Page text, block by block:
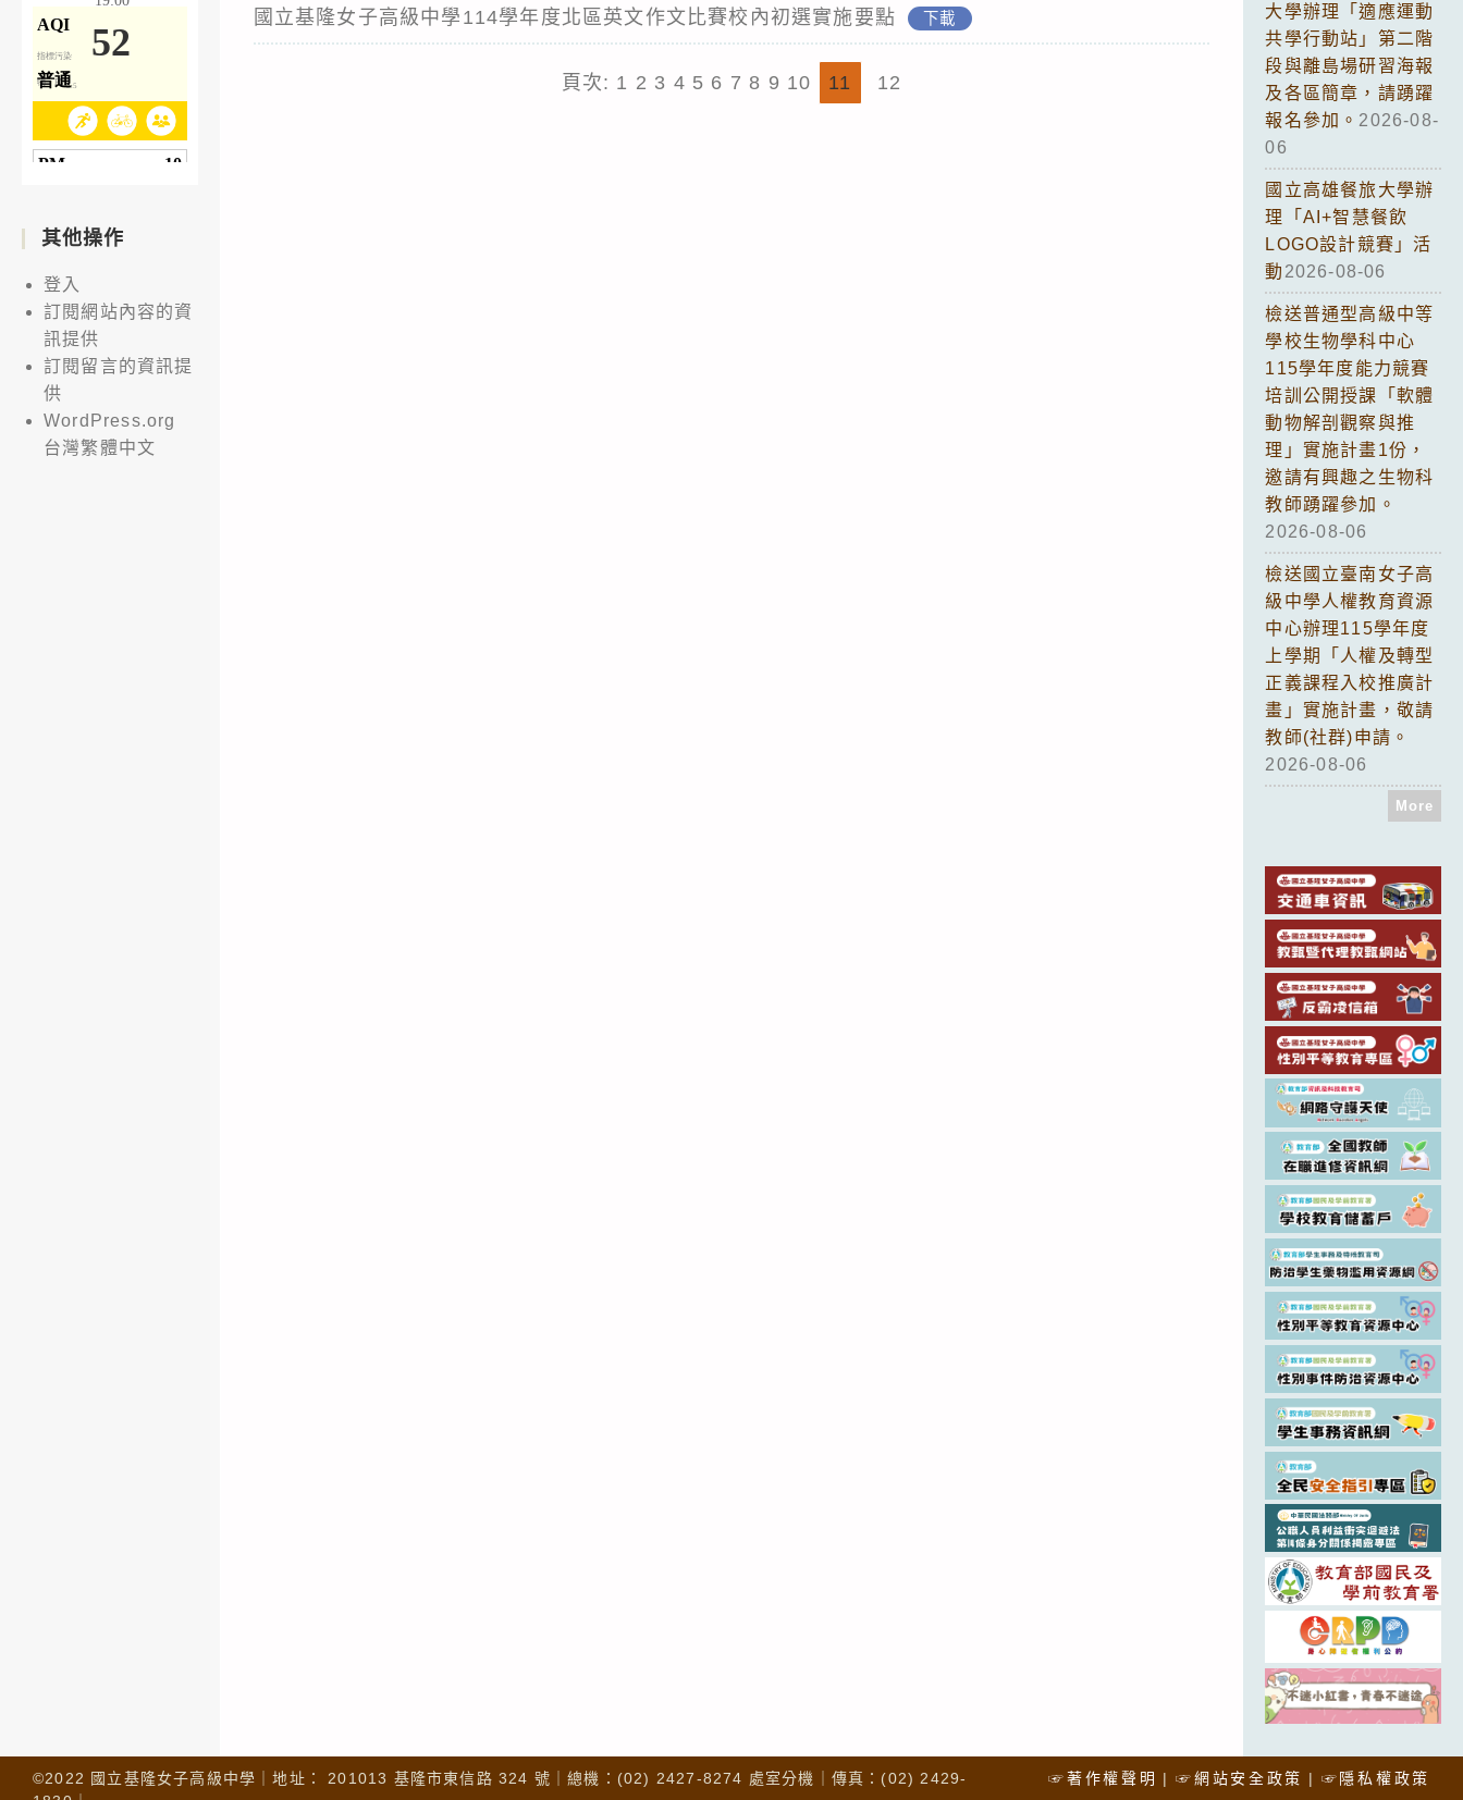
國立基隆女子高級中學114學年度北區英文作文比賽校內初選實施要點 下載
頁次: 1 2 3 4 5 6 7 8 9 10 11 12
其他操作
登入
訂閱網站內容的資
訊提供
訂閱留言的資訊提
供
WordPress.org
台灣繁體中文
大學辦理「適應運動
共學行動站」第二階
段與離島場研習海報
及各區簡章，請踴躍
報名參加。 2026-08-
06
國立高雄餐旅大學辦
理「AI+智慧餐飲
LOGO設計競賽」活
動 2026-08-06
檢送普通型高級中等
學校生物學科中心
115學年度能力競賽
培訓公開授課「軟體
動物解剖觀察與推
理」實施計畫1份，
邀請有興趣之生物科
教師踴躍參加。
2026-08-06
檢送國立臺南女子高
級中學人權教育資源
中心辦理115學年度
上學期「人權及轉型
正義課程入校推廣計
畫」實施計畫，敬請
教師(社群)申請。
2026-08-06
More
☞著作權聲明 ☞網站安全政策 ☞隱私權政策
©2022 國立基隆女子高級中學｜地址： 201013 基隆市東信路 324 號｜總機：(02) 2427-8274 處室分機｜傳真：(02) 2429-